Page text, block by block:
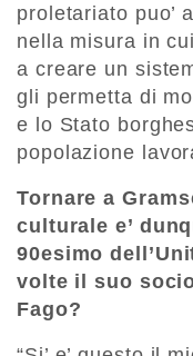
proletariato puo’
nella misura in
a creare un
gli permetta di
e lo Stato
popolazione
Tornare a
culturale e’
90esimo
volte il suo
Fago?